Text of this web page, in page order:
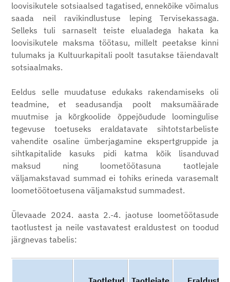
loovisikutele sotsiaalsed tagatised, ennekõike võimalus
saada neil ravikindlustuse leping Tervisekassaga.
Selleks tuli sarnaselt teiste elualadega hakata ka
loovisikutele maksma töötasu, millelt peetakse kinni
tulumaks ja Kultuurkapitali poolt tasutakse täiendavalt
sotsiaalmaks.
Eeldus selle muudatuse edukaks rakendamiseks oli
teadmine, et seadusandja poolt maksumäärade
muutmise ja kõrgkoolide õppejõudude loomingulise
tegevuse toetuseks eraldatavate sihtotstarbeliste
vahendite osaline ümberjagamine ekspertgruppide ja
sihtkapitalide kasuks pidi katma kõik lisanduvad
maksud ning loometöötasuna taotlejale
väljamakstavad summad ei tohiks erineda varasemalt
loometöötoetusena väljamakstud summadest.
Ülevaade 2024. aasta 2.-4. jaotuse loometöötasude
taotlustest ja neile vastavatest eraldustest on toodud
järgnevas tabelis: